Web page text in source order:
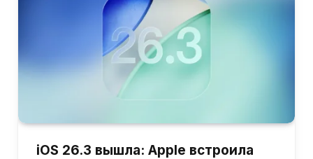
iOS 26.3 вышла: Apple встроила